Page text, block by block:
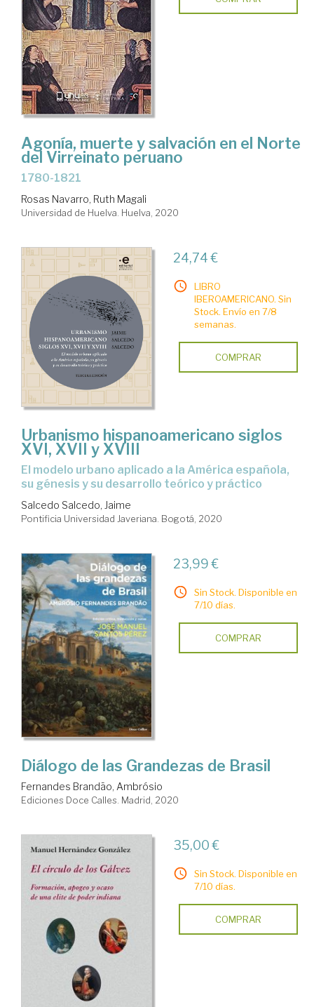
Agonía, muerte y salvación en el Norte
del Virreinato peruano
1780-1821
Rosas Navarro, Ruth Magali
Universidad de Huelva. Huelva, 2020
24,74 €
LIBRO
IBEROAMERICANO. Sin
Stock. Envío en 7/8
semanas.
COMPRAR
Urbanismo hispanoamericano siglos
XVI, XVII y XVIII
El modelo urbano aplicado a la América española,
su génesis y su desarrollo teórico y práctico
Salcedo Salcedo, Jaime
Pontificia Universidad Javeriana. Bogotá, 2020
23,99 €
Sin Stock. Disponible en
7/10 días.
COMPRAR
Diálogo de las Grandezas de Brasil
Fernandes Brandão, Ambrósio
Ediciones Doce Calles. Madrid, 2020
35,00 €
Sin Stock. Disponible en
7/10 días.
COMPRAR